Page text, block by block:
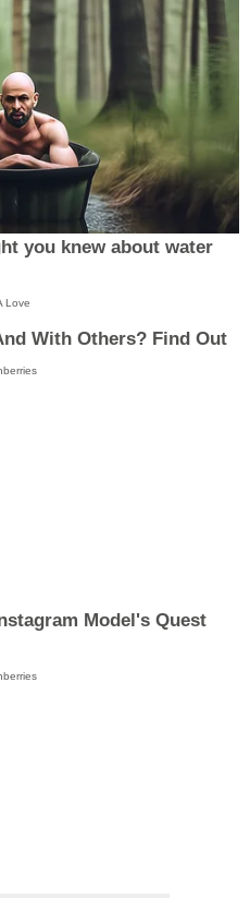
you knew about water
Love
With Others? Find Out
Model's Quest